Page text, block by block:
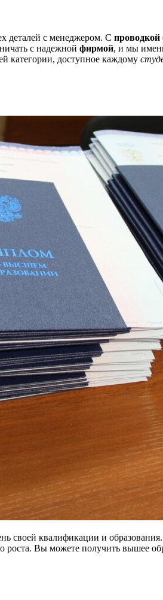
деталей с менеджером. С
с надежной фирмой, и мы
категории, доступное каждому
своей квалификации и
Вы можете получить вышее